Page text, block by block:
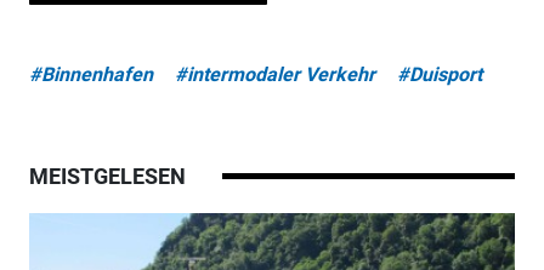
#Binnenhafen #intermodaler Verkehr #Duisport
MEISTGELESEN